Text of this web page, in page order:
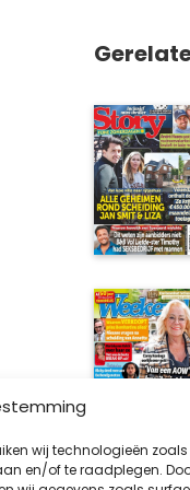
wij technologieën
en/of te raadplegen.